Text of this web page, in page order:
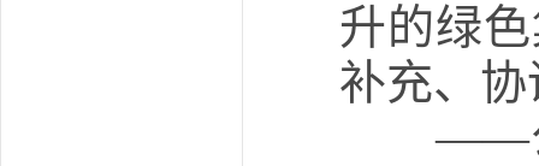
升的绿
补充、
——公